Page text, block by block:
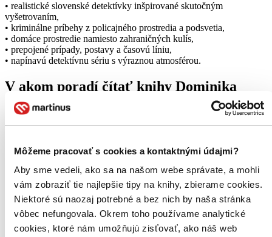
Môžeme pracovať s cookies a kontaktnými údajmi?
Aby sme vedeli, ako sa na našom webe správate, a mohli
vám zobraziť tie najlepšie tipy na knihy, zbierame cookies.
Niektoré sú naozaj potrebné a bez nich by naša stránka
vôbec nefungovala. Okrem toho používame analytické
cookies, ktoré nám umožňujú zisťovať, ako náš web
• realistické slovenské detektívky inšpirované skutočným
vyšetrovaním,
• kriminálne príbehy z policajného prostredia a podsvetia,
• domáce prostredie namiesto zahraničných kulís,
• prepojené prípady, postavy a časovú líniu,
• napínavú detektívnu sériu s výraznou atmosférou.
V akom poradí čítať knihy Dominika
Dána
Jednotlivé prípady sa často dajú čítať aj samostatne, no pre lepšiu
sériuKrimi Dominika Dána, kde nájdete aj poradie kníh. Pomôcť
približuje súvislosti medzi knihami, postavami a jednotlivými
prípadmi.
Zaujímavosti o autorovi
Dominik Dán si chráni svoju identitu a publikuje pod